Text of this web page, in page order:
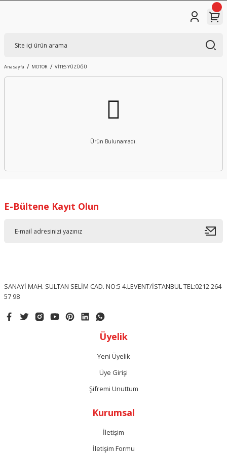
Anasayfa MOTOR VİTES YÜZÜĞÜ
Ürün Bulunamadı.
E-Bültene Kayıt Olun
SANAYİ MAH. SULTAN SELİM CAD. NO:5 4.LEVENT/İSTANBUL TEL:0212 264
57 98
Üyelik
Yeni Üyelik
Üye Girişi
Şifremi Unuttum
Kurumsal
İletişim
İletişim Formu